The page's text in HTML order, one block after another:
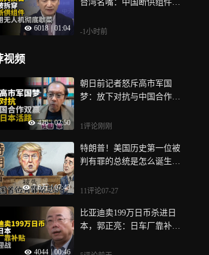
6018 | 01:04
台湾名嘴：中国断供组件，
-1小时前
视频
426 | 02:50
朝日前记者怒斥高市军国
梦：放下对抗与中国合作双
1评论刚刚
7.6万 | 07:43
特朗普！美国历史第一位被
判有罪的总统是怎么诞生
11评论07-27
4044 00:46
比亚迪卖199万日币杀进日
本，郭正亮：日车厂靠补贴